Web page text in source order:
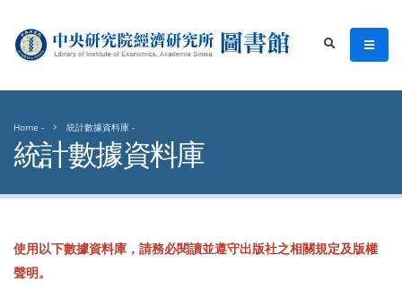
中央研究院經濟研究所圖書館
search
Home 統計數據資料庫
統計數據資料庫
使用以下數據資料庫，請務必閱讀並遵守出版社之相關規定及版權
聲明。